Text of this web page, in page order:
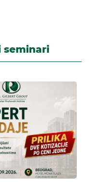
seminari